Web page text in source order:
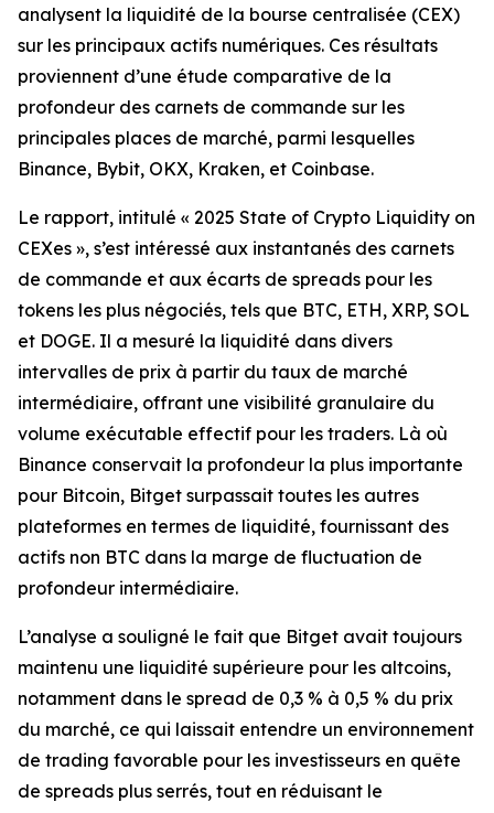
analysent la liquidité de la bourse centralisée (CEX)
sur les principaux actifs numériques. Ces résultats
proviennent d’une étude comparative de la
profondeur des carnets de commande sur les
principales places de marché, parmi lesquelles
Binance, Bybit, OKX, Kraken, et Coinbase.
Le rapport, intitulé « 2025 State of Crypto Liquidity on
CEXes », s’est intéressé aux instantanés des carnets
de commande et aux écarts de spreads pour les
tokens les plus négociés, tels que BTC, ETH, XRP, SOL
et DOGE. Il a mesuré la liquidité dans divers
intervalles de prix à partir du taux de marché
intermédiaire, offrant une visibilité granulaire du
volume exécutable effectif pour les traders. Là où
Binance conservait la profondeur la plus importante
pour Bitcoin, Bitget surpassait toutes les autres
plateformes en termes de liquidité, fournissant des
actifs non BTC dans la marge de fluctuation de
profondeur intermédiaire.
L’analyse a souligné le fait que Bitget avait toujours
maintenu une liquidité supérieure pour les altcoins,
notamment dans le spread de 0,3 % à 0,5 % du prix
du marché, ce qui laissait entendre un environnement
de trading favorable pour les investisseurs en quête
de spreads plus serrés, tout en réduisant le